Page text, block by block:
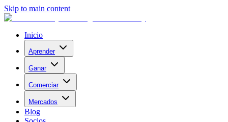
Skip to main content
Inicio
Aprender
Ganar
Comerciar
Mercados
Blog